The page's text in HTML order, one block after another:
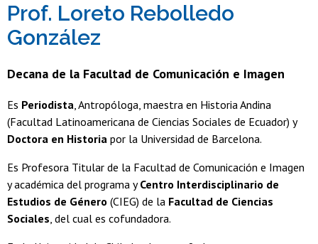
Académicas/os
Egresadas/os
Prof. Loreto Rebolledo
González
Decana de la Facultad de Comunicación e Imagen
Es Periodista, Antropóloga, maestra en Historia Andina
(Facultad Latinoamericana de Ciencias Sociales de Ecuador) y
Doctora en Historia por la Universidad de Barcelona.
Es Profesora Titular de la Facultad de Comunicación e Imagen
y académica del programa yCentro Interdisciplinario de
Estudios de Género (CIEG) de la Facultad de Ciencias
Sociales, del cual es cofundadora.